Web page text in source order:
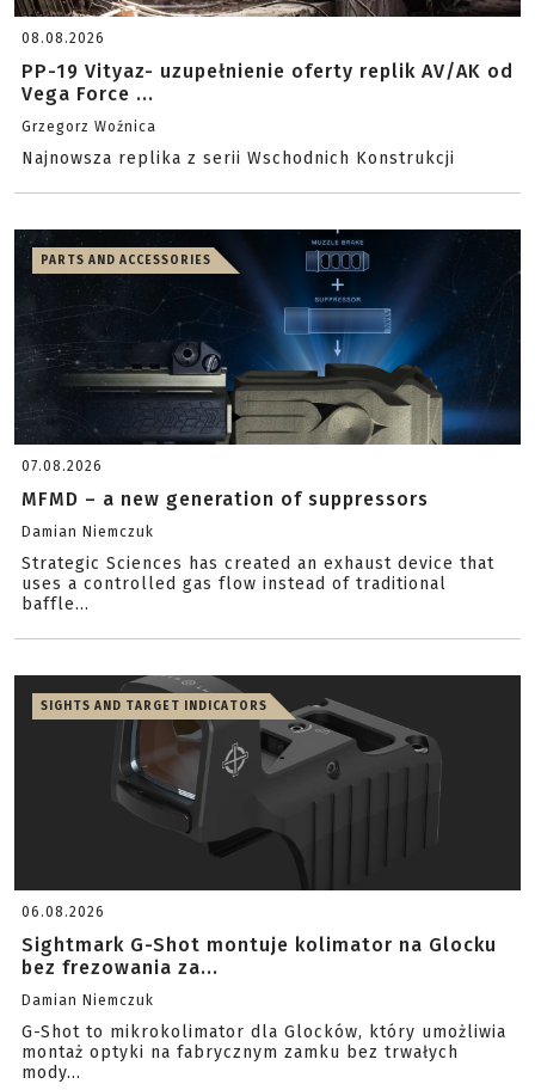
08.08.2026
PP-19 Vityaz- uzupełnienie oferty replik AV/AK od
Vega Force ...
Grzegorz Woźnica
Najnowsza replika z serii Wschodnich Konstrukcji
PARTS AND ACCESSORIES
07.08.2026
MFMD – a new generation of suppressors
Damian Niemczuk
Strategic Sciences has created an exhaust device that
uses a controlled gas flow instead of traditional
baffle...
SIGHTS AND TARGET INDICATORS
06.08.2026
Sightmark G-Shot montuje kolimator na Glocku
bez frezowania za...
Damian Niemczuk
G-Shot to mikrokolimator dla Glocków, który umożliwia
montaż optyki na fabrycznym zamku bez trwałych
mody...